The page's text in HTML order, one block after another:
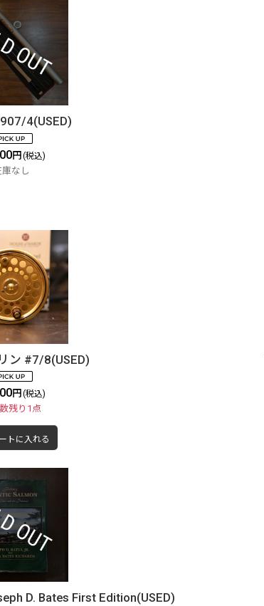
4(USED)
円(税込)
庫なし
ン #7/8(USED)
円 (税込)
残り1点
トに入れる
D. Bates First Edition(USED)